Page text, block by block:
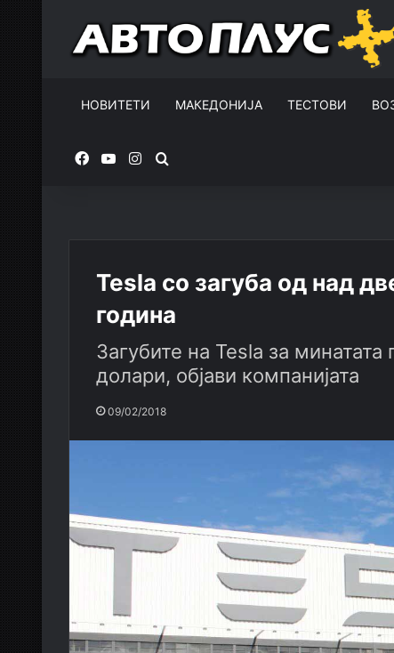
НОВИТЕТИ МАКЕДОНИЈА ТЕСТОВИ
FacebookYouTubeInstagram
Tesla со загуба од над
година
Загубите на Tesla за
долари, објави компанијата
09/02/2018